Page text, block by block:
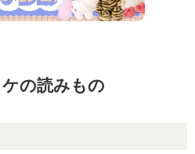
の読みもの